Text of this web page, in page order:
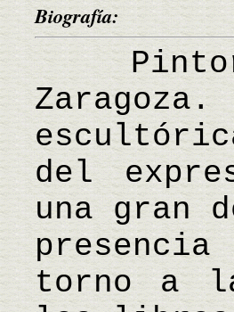
Biografía:
Pintor y
del
una gran
torno a